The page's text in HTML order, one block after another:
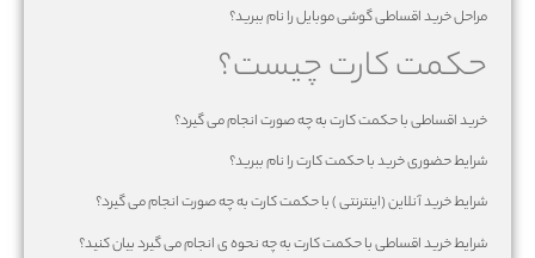
مراحل خرید اقساطی گوشی موبایل را نام ببرید؟
حکمت کارت چیست؟
خرید اقساطی با حکمت کارت به چه صورت انجام می گیرد؟
شرایط حضوری خرید با حکمت کارت را نام ببرید؟
شرایط خرید آنلاین (اینترنتی ) با حکمت کارت به چه صورت انجام می گیرد؟
شرایط خرید اقساطی با حکمت کارت به چه نحوه ی انجام می گیرد بیان کنید؟